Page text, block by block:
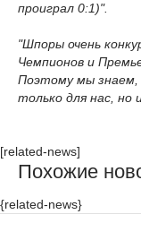
проиграл 0:1)".
"Шпоры очень
Чемпионов и
Поэтому мы
только для нас, но
[related-news]
Похожие
{related-news}